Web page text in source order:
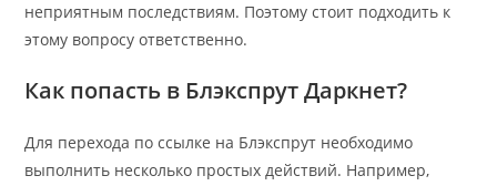
неприятным последствиям. Поэтому стоит подходить к
этому вопросу ответственно.
Как попасть в Блэкспрут Даркнет?
Для перехода по ссылке на Блэкспрут необходимо
выполнить несколько простых действий. Например,